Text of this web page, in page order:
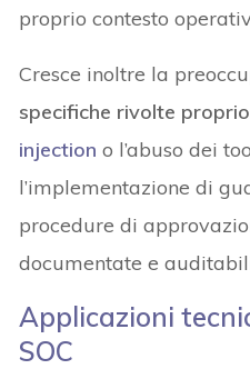
proprio contesto
Cresce inoltre la
specifiche rivolte proprio
injection o l’abuso dei
l’implementazione di
procedure di
documentate e
Applicazioni
SOC